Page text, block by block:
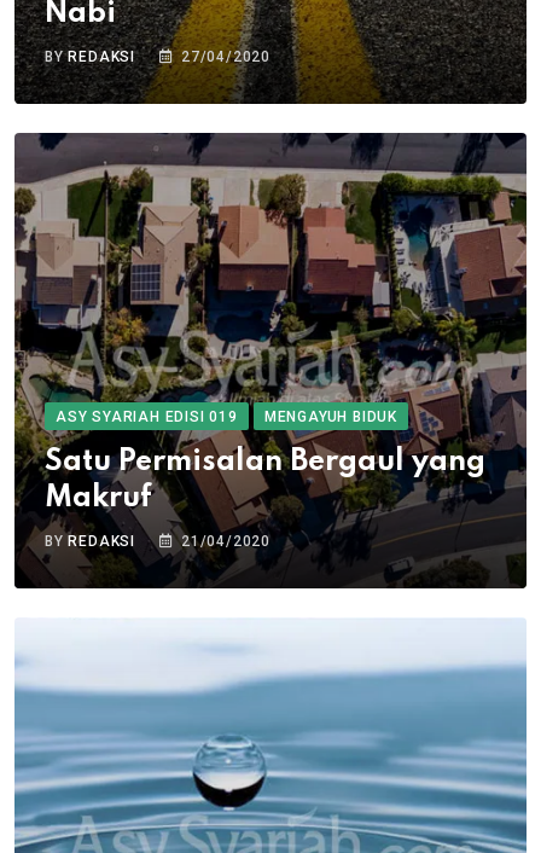
Nabi
BYREDAKSI 27/04/2020
ASY SYARIAH EDISI 019 MENGAYUH BIDUK
Satu Permisalan Bergaul yang
Makruf
BYREDAKSI 21/04/2020